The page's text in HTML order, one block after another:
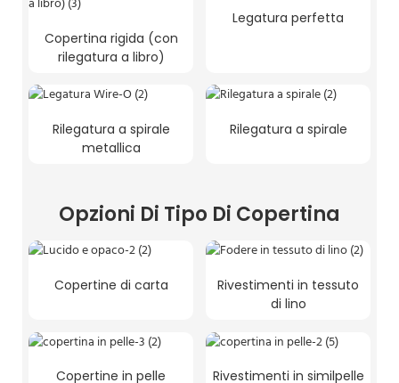
Copertina rigida (con
rilegatura a libro)
Legatura perfetta
Rilegatura a spirale
metallica
Rilegatura a spirale
Opzioni Di Tipo Di Copertina
Copertine di carta
Rivestimenti in tessuto
di lino
Copertine in pelle
Rivestimenti in similpelle